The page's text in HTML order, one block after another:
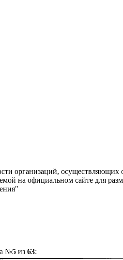
организаций, осуществляющих
на официальном сайте для
№5из 63: